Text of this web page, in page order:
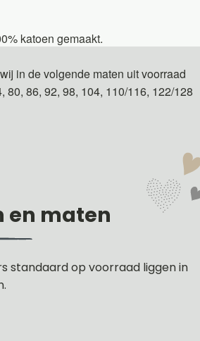
katoen gemaakt.
in de volgende maten uit voorraad
80, 86, 92, 98, 104, 110/116, 122/128
en maten
standaard op voorraad liggen in